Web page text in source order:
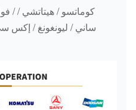
كوماتسو / هيتاتشي / /
ساني / ليونغونغ / إكس